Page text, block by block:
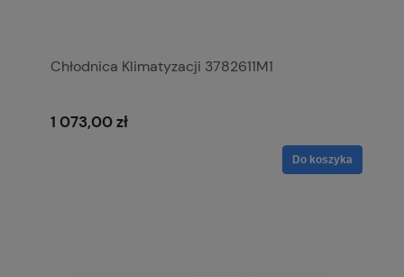
Chłodnica Klimatyzacji 3782611M1
1 073,00 zł
Do koszyka